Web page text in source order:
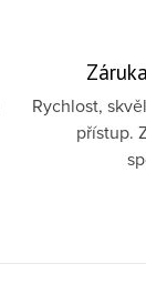
Rychlost,
přístup.